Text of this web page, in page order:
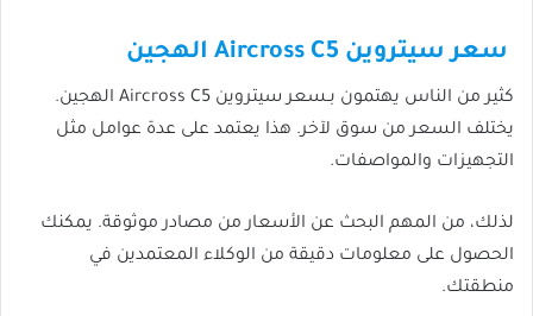
سعر سيتروين Aircross C5 الهجين
كثير من الناس يهتمون بـسعر سيتروين Aircross C5 الهجين.
يختلف السعر من سوق لآخر. هذا يعتمد على عدة عوامل مثل
التجهيزات والمواصفات.
لذلك، من المهم البحث عن الأسعار من مصادر موثوقة. يمكنك
الحصول على معلومات دقيقة من الوكلاء المعتمدين في
منطقتك.